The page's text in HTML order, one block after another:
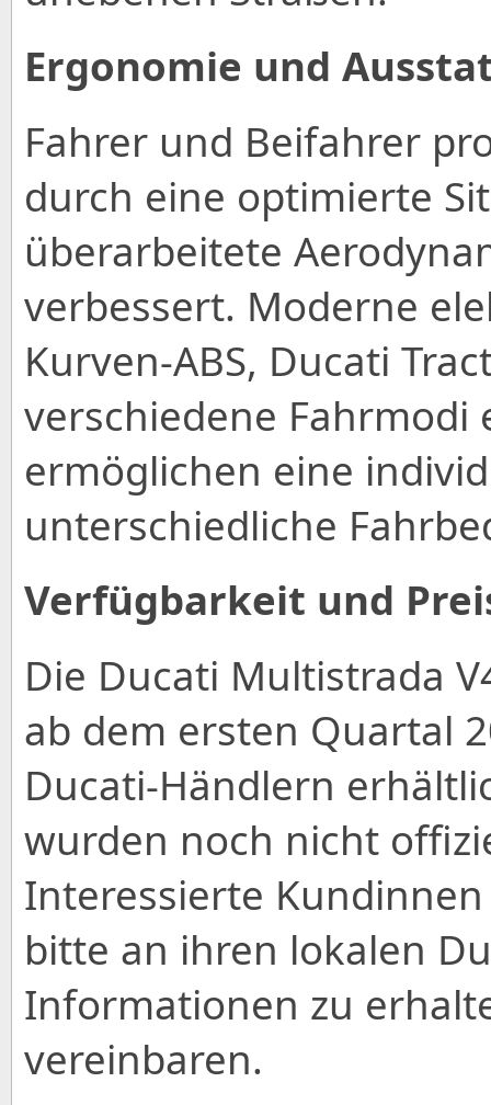
Ergonomie und
Fahrer und Beifahrer
durch eine optimierte
überarbeitete
verbessert. Moderne
Kurven-ABS, Ducati
verschiedene
ermöglichen eine
unterschiedliche
Verfügbarkeit und
Die Ducati Multistrada
ab dem ersten Quartal
Ducati-Händlern
wurden noch nicht
Interessierte
bitte an ihren lokalen
Informationen zu
vereinbaren.